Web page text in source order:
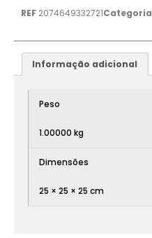
REF 2074649332721Categoria
Informação adicional
Peso
1.00000 kg
Dimensões
25 × 25 × 25 cm